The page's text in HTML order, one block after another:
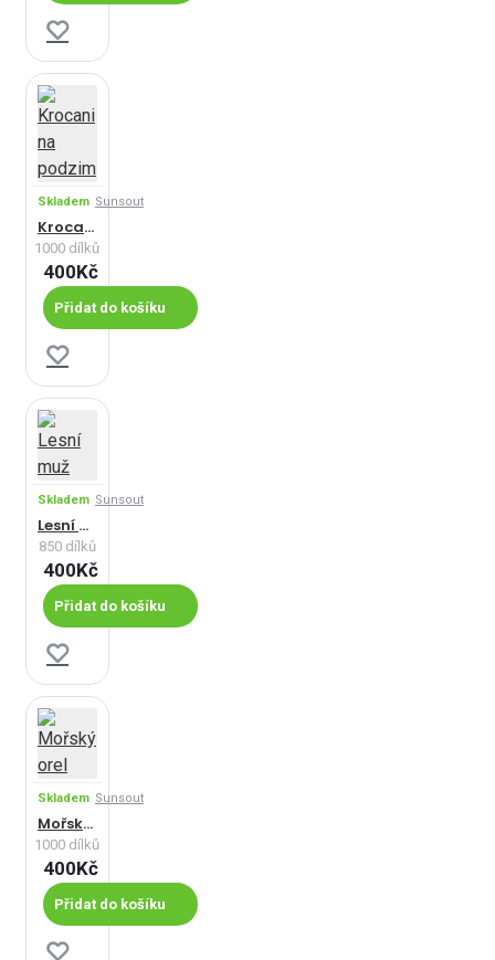
Skladem Sunsout
Krocani na podzim
1000 dílků
400Kč
Přidat do košíku
Skladem Sunsout
Lesní muž
850 dílků
400Kč
Přidat do košíku
Skladem Sunsout
Mořský orel
1000 dílků
400Kč
Přidat do košíku